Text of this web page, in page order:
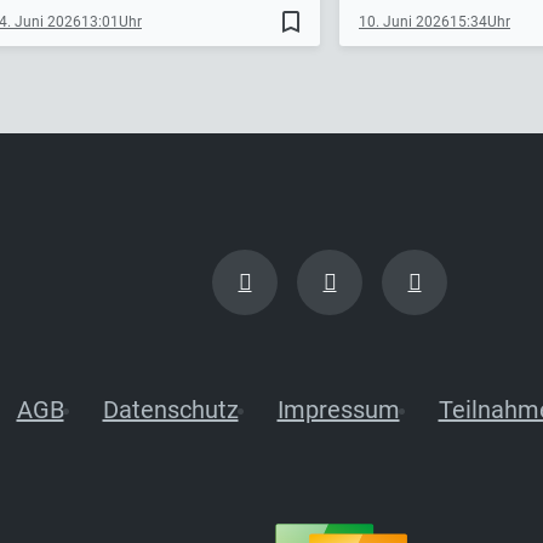
Juni 202613:01 bookmark_border 10. Juni 202615:34
AGB Datenschutz Impressum